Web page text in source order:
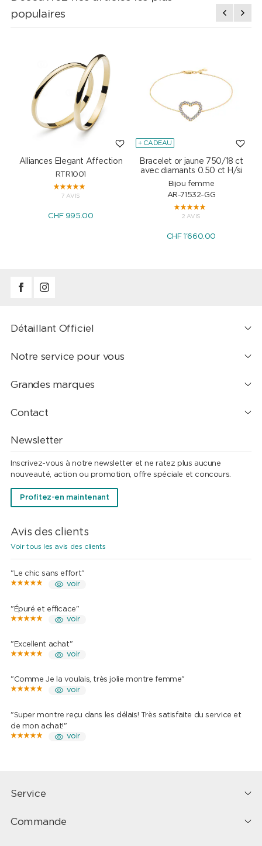
populaires
Alliances Elegant Affection
RTR1001
7 AVIS
CHF 995.00
+ CADEAU
Bracelet or jaune 750/18 ct
avec diamants 0.50 ct H/si
Bijou femme
AR-71532-GG
2 AVIS
CHF 1'660.00
Détaillant Officiel
Notre service pour vous
Grandes marques
Contact
Newsletter
Inscrivez-vous à notre newsletter et ne ratez plus aucune
nouveauté, action ou promotion, offre spéciale et concours.
Profitez-en maintenant
Avis des clients
Voir tous les avis des clients
"Le chic sans effort"
voir
"Épuré et efficace"
voir
"Excellent achat"
voir
"Comme Je la voulais, très jolie montre femme"
voir
"Super montre reçu dans les délais! Très satisfaite du service et
de mon achat!"
voir
Service
Commande